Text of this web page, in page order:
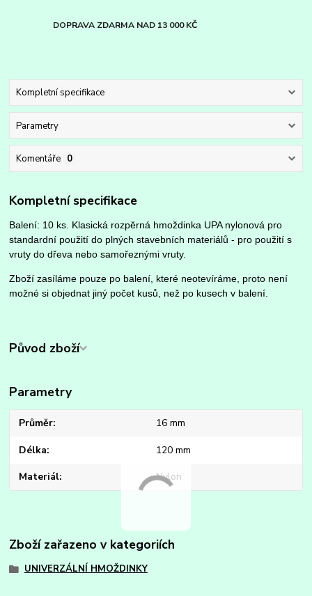
DOPRAVA ZDARMA NAD 13 000 KČ
Kompletní specifikace
Parametry
Komentáře 0
Kompletní specifikace
Balení: 10 ks. Klasická rozpěrná hmoždinka UPA nylonová pro
standardní použití do plných stavebních materiálů - pro použití s
vruty do dřeva nebo samořeznými vruty.
Zboží zasíláme pouze po balení, které neotevíráme, proto není
možné si objednat jiný počet kusů, než po kusech v balení.
Původ zboží
Parametry
Průměr 16 mm
Délka 120 mm
Materiál Nylon
Zboží zařazeno v kategoriích
UNIVERZÁLNÍ HMOŽDINKY